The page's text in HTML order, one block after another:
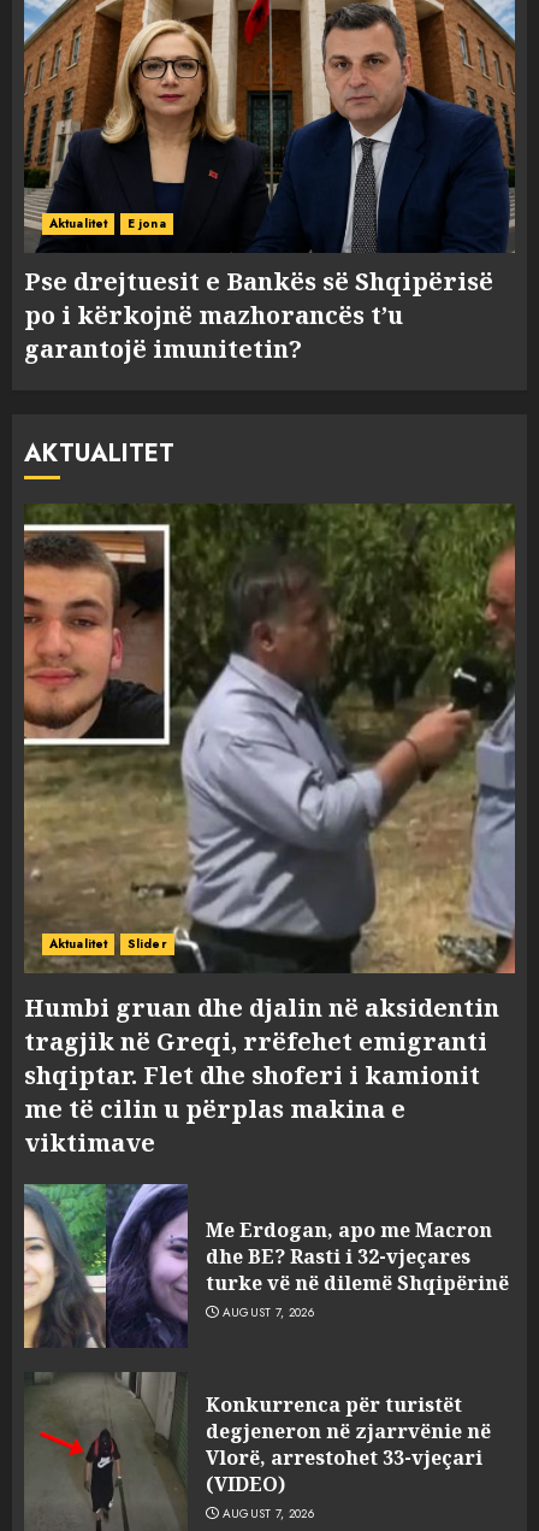
Aktualitet E jona
Pse drejtuesit e Bankës së Shqipërisë
po i kërkojnë mazhorancës t’u
garantojë imunitetin?
AKTUALITET
Aktualitet Slider
Humbi gruan dhe djalin në aksidentin
tragjik në Greqi, rrëfehet emigranti
shqiptar. Flet dhe shoferi i kamionit
me të cilin u përplas makina e
viktimave
Me Erdogan, apo me Macron
dhe BE? Rasti i 32-vjeçares
turke vë në dilemë Shqipërinë
AUGUST 7, 2026
Konkurrenca për turistët
degjeneron në zjarrvënie në
Vlorë, arrestohet 33-vjeçari
(VIDEO)
AUGUST 7, 2026